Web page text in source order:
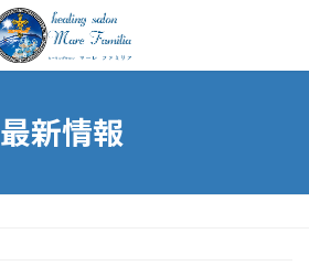
最新情報